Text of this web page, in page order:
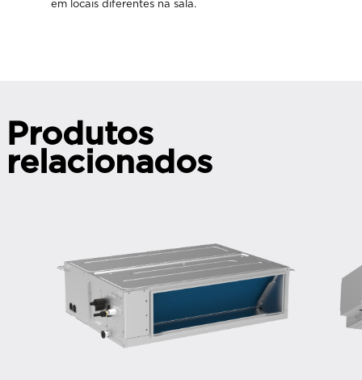
em locais diferentes na sala.
Produtos
relacionados